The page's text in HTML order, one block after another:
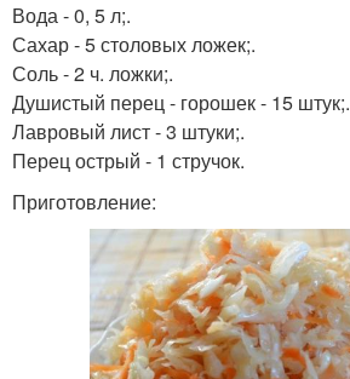
Вода - 0, 5 л;.
Сахар - 5 столовых ложек;.
Соль - 2 ч. ложки;.
Душистый перец - горошек - 15 штук;.
Лавровый лист - 3 штуки;.
Перец острый - 1 стручок.
Приготовление: